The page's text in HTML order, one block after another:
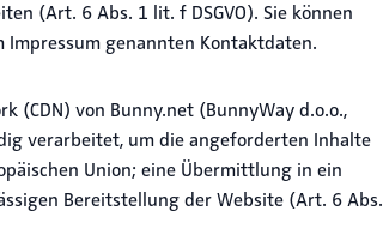
(Art. 6 Abs. 1 lit. f DSGVO). Sie können
genannten Kontaktdaten.
(CDN) von Bunny.net (BunnyWay d.o.o.,
verarbeitet, um die angeforderten Inhalte
Union; eine Übermittlung in ein
Bereitstellung der Website (Art. 6 Abs.